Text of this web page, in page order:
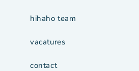
hihaho team
vacatures
contact